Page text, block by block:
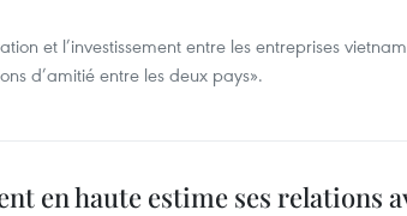
et l’investissement entre les entreprises
d’amitié entre les deux pays».
en haute estime ses relations